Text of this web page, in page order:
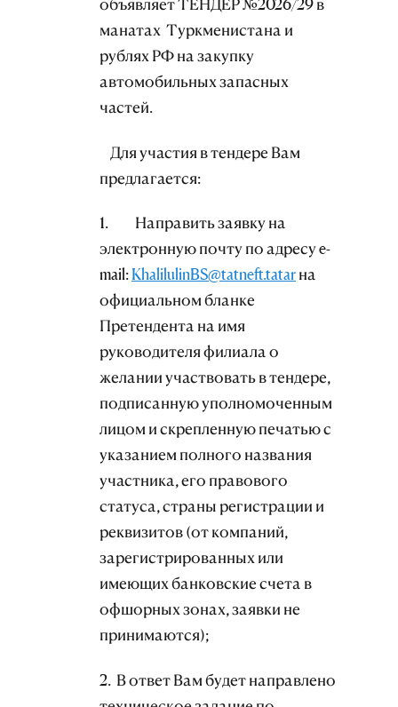
объявляет ТЕНДЕР №2026/29 в
манатах Туркменистана и
рублях РФ на закупку
автомобильных запасных
частей.
Для участия в тендере Вам
предлагается:
1. Направить заявку на
электронную почту по адресу e-
mail:KhalilulinBS@tatneft.tatarна
официальном бланке
Претендента на имя
руководителя филиала о
желании участвовать в тендере,
подписанную уполномоченным
лицом и скрепленную печатью с
указанием полного названия
участника, его правового
статуса, страны регистрации и
реквизитов (от компаний,
зарегистрированных или
имеющих банковские счета в
офшорных зонах, заявки не
принимаются);
2. В ответ Вам будет направлено